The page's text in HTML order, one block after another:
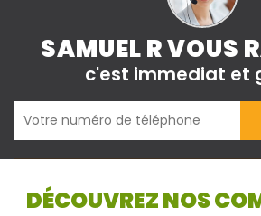
SAMUEL R VOUS
c'est immediat et
DÉCOUVREZ NOS